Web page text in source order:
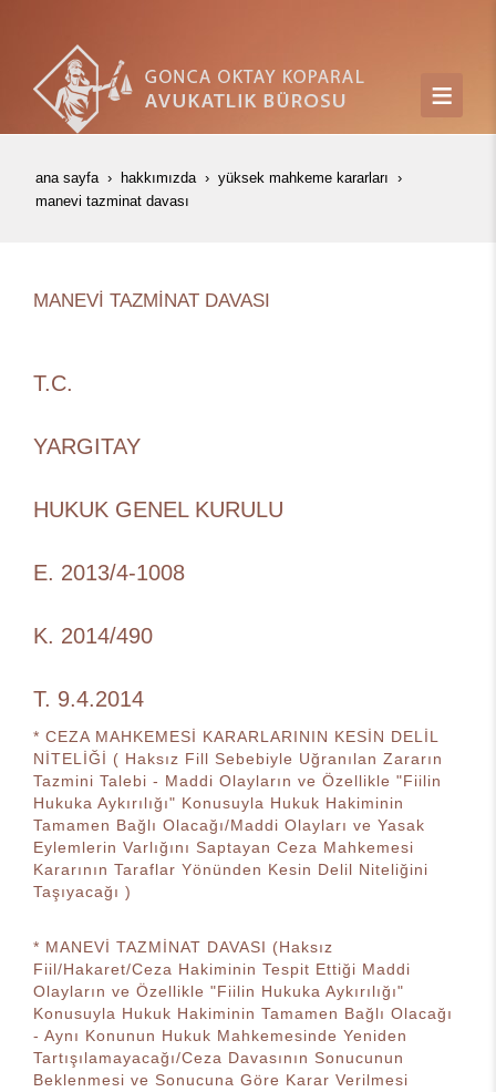
ana sayfa hakkımızda
yüksek mahkeme kararları
manevi̇ tazmi̇nat davasi
MANEVİ TAZMİNAT DAVASI
T.C.
YARGITAY
HUKUK GENEL KURULU
E. 2013/4-1008
K. 2014/490
T. 9.4.2014
* CEZA MAHKEMESİ KARARLARININ KESİN DELİL
NİTELİĞİ ( Haksız Fill Sebebiyle Uğranılan Zararın
Tazmini Talebi - Maddi Olayların ve Özellikle "Fiilin
Hukuka Aykırılığı" Konusuyla Hukuk Hakiminin
Tamamen Bağlı Olacağı/Maddi Olayları ve Yasak
Eylemlerin Varlığını Saptayan Ceza Mahkemesi
Kararının Taraflar Yönünden Kesin Delil Niteliğini
Taşıyacağı )
* MANEVİ TAZMİNAT DAVASI (Haksız
Fiil/Hakaret/Ceza Hakiminin Tespit Ettiği Maddi
Olayların ve Özellikle "Fiilin Hukuka Aykırılığı"
Konusuyla Hukuk Hakiminin Tamamen Bağlı Olacağı
- Aynı Konunun Hukuk Mahkemesinde Yeniden
Tartışılamayacağı/Ceza Davasının Sonucunun
Beklenmesi ve Sonucuna Göre Karar Verilmesi